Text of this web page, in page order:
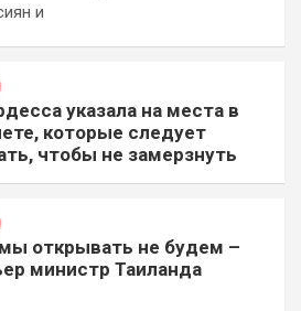
и
указала на места в
которые следует
чтобы не замерзнуть
открывать не будем –
министр Таиланда